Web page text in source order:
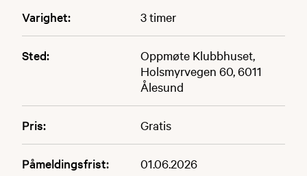
Varighet: 3 timer
Sted:
Oppmøte Klubbhuset,
Holsmyrvegen 60, 6011
Ålesund
Pris: Gratis
Påmeldingsfrist: 01.06.2026